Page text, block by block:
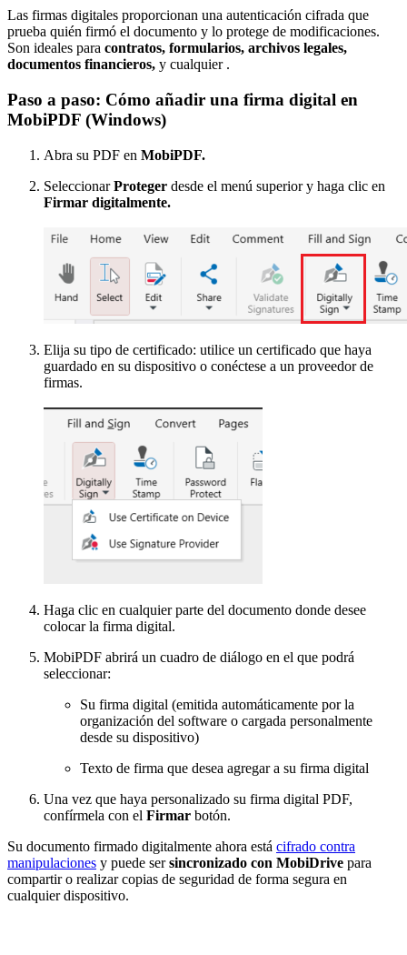
Las firmas digitales proporcionan una autenticación cifrada que
prueba quién firmó el documento y lo protege de modificaciones.
Son ideales para contratos, formularios, archivos legales,
documentos financieros, y cualquier .
Paso a paso: Cómo añadir una firma digital en
MobiPDF (Windows)
Abra su PDF en MobiPDF.
SeleccionarProteger desde el menú superior y haga clic en
Firmar digitalmente.
Elija su tipo de certificado: utilice un certificado que haya
guardado en su dispositivo o conéctese a un proveedor de
firmas.
Haga clic en cualquier parte del documento donde desee
colocar la firma digital.
MobiPDF abrirá un cuadro de diálogo en el que podrá
seleccionar:
Su firma digital (emitida automáticamente por la
organización del software o cargada personalmente
desde su dispositivo)
Texto de firma que desea agregar a su firma digital
Una vez que haya personalizado su firma digital PDF,
confírmela con el Firmar botón.
Su documento firmado digitalmente ahora está cifrado contra
manipulaciones y puede sersincronizado con MobiDrive para
compartir o realizar copias de seguridad de forma segura en
cualquier dispositivo.